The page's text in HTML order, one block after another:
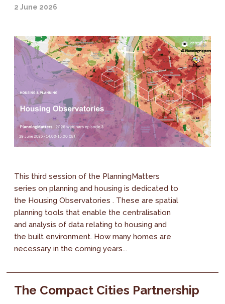
2 June 2026
This third session of the PlanningMatters
series on planning and housing is dedicated to
the Housing Observatories . These are spatial
planning tools that enable the centralisation
and analysis of data relating to housing and
the built environment. How many homes are
necessary in the coming years...
The Compact Cities Partnership